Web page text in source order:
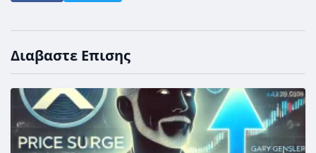
Διαβαστε Επισης